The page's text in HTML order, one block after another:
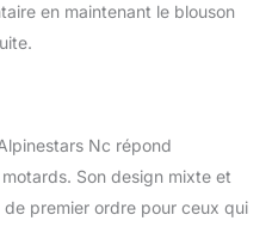
en maintenant le blouson
Nc répond
Son design mixte et
premier ordre pour ceux qui